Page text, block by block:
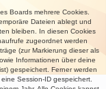
Boards mehrere Cookies.
Dateien ablegt und
bleiben. In diesen Cookies
zugeordnet werden
(zur Markierung dieser als
Informationen über deine
gespeichert. Ferner werden
Session-ID gespeichert.